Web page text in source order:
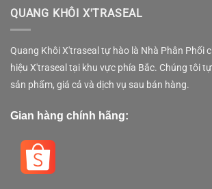
QUANG KHÔI X'TRASEAL
Quang Khôi X'traseal tự hào là Nhà Phân Phối
hiệu X'traseal tại khu vực phía Bắc. Chúng tôi
sản phẩm, giá cả và dịch vụ sau bán hàng.
Gian hàng chính hãng: